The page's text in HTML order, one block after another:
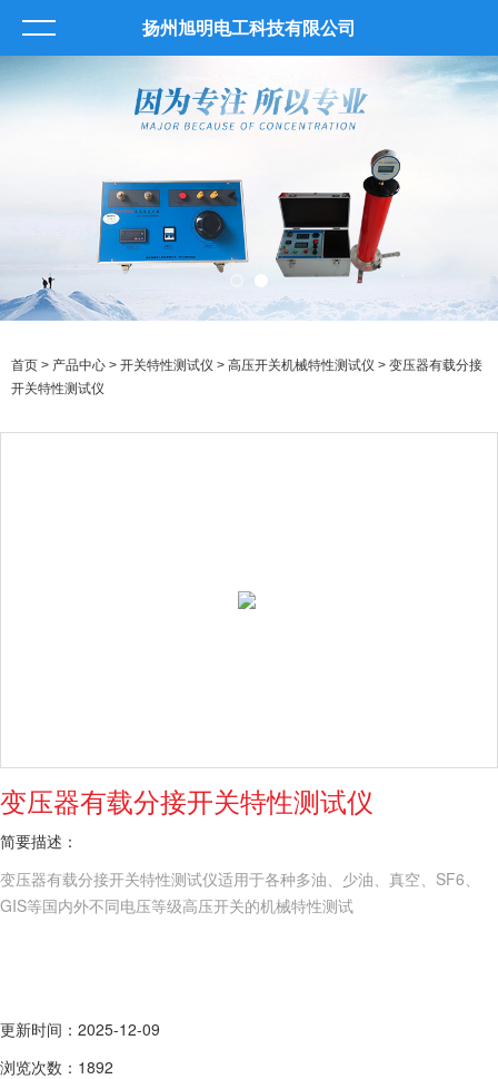
扬州旭明电工科技有限公司
首页 > 产品中心 > 开关特性测试仪 > 高压开关机械特性测试仪 > 变压器有载分接
开关特性测试仪
变压器有载分接开关特性测试仪
简要描述：
变压器有载分接开关特性测试仪适用于各种多油、少油、真空、SF6、
GIS等国内外不同电压等级高压开关的机械特性测试
更新时间：2025-12-09
浏览次数：1892